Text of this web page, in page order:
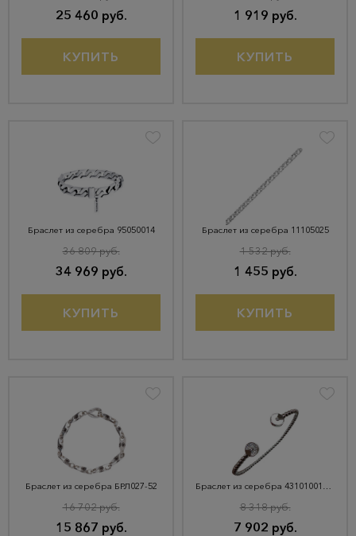
25 460 руб.
КУПИТЬ
1 919 руб.
КУПИТЬ
Браслет из серебра 95050014
34 969 руб.
36 809 руб.
КУПИТЬ
Браслет из серебра 11105025
1 455 руб.
1 532 руб.
КУПИТЬ
Браслет из серебра БРЛ027-52
15 867 руб.
16 702 руб.
Браслет из серебра 43101001466
7 902 руб.
8 318 руб.